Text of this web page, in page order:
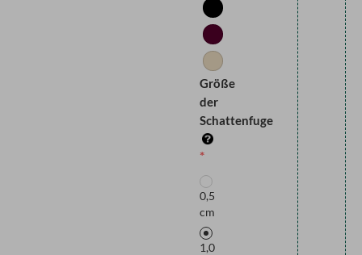
Größe
der
Schattenfuge
0,5
cm
1,0